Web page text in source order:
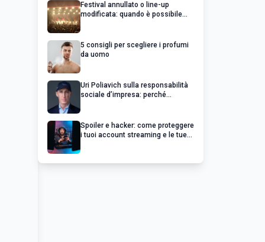
Festival annullato o line-up
modificata: quando è possibile
5 consigli per scegliere i profumi
da uomo
Uri Poliavich sulla responsabilità
sociale d’impresa: perché
Spoiler e hacker: come proteggere
i tuoi account streaming e le tue